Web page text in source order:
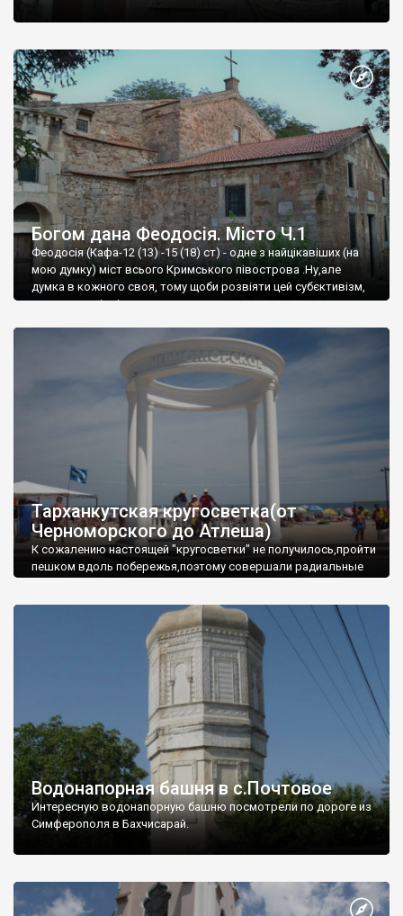
Богом дана Феодосія. Місто Ч.1
Феодосія (Кафа-12 (13) -15 (18) ст) - одне з найцікавіших (на
мою думку) міст всього Кримського півострова .Ну,але
думка в кожного своя, тому щоби розвіяти цей субєктивізм,
запрошую відвідати це
Тарханкутская кругосветка(от
Черноморского до Атлеша)
К сожалению настоящей "кругосветки" не получилось,пройти
пешком вдоль побережья,поэтому совершали радиальные
Водонапорная башня в с.Почтовое
Интересную водонапорную башню посмотрели по дороге из
Симферополя в Бахчисарай.